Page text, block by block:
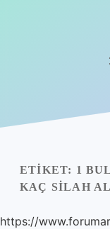
Yasal Uyarı
ETIKET: 1
KAÇ SILAH
https://